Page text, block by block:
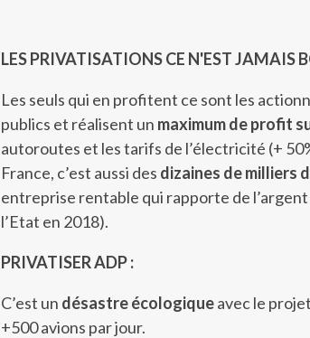
LES PRIVATISATIONS CE N'EST JAMAIS
Les seuls qui en profitent ce sont les
publics et réalisent un maximum de profit
autoroutes et les tarifs de l’électricité (+
France, c’est aussi des dizaines de milliers
entreprise rentable qui rapporte de l’argent
l’Etat en 2018).
PRIVATISER ADP :
C’est un désastre écologiqueavec le
+500 avions par jour.